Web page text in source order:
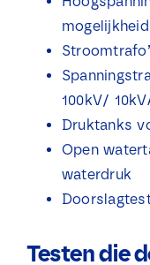
100kV/
Druktanks
Open
waterdruk
Testen die